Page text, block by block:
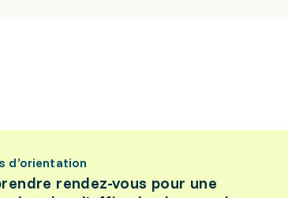
d’orientation
rendez-vous pour une